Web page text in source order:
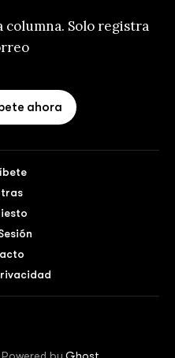
columna. Solo registra
ahora